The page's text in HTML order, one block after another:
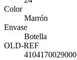
Color
Marrón
Envase
Botella
OLD-REF
4104170029000